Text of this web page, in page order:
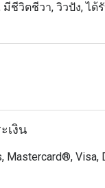
ทย: เป็นตัวเลือกอัน
งเที่ยว: เป็นจุดหมา
ใกล้กับย่านสีลมและ
อเว็บไซต์ Eatigo เ
ชีวิตชีวา, วิวปัง, ได้
เงิน
Mastercard®, Visa,